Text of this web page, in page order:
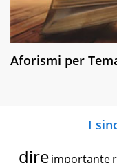
Aforismi per
I
dire importante